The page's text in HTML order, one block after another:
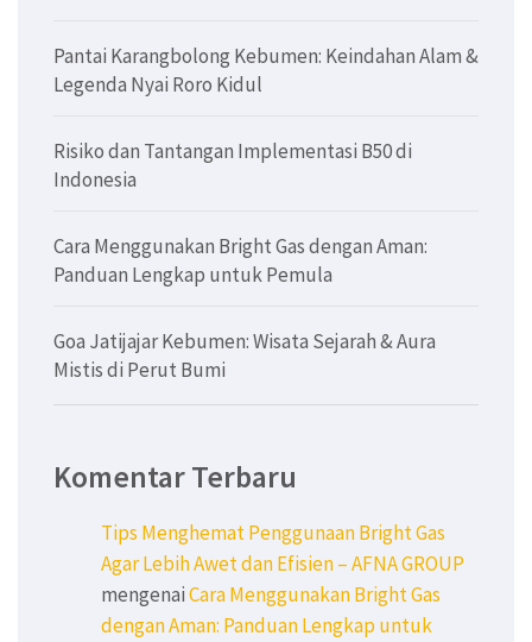
Pantai Karangbolong Kebumen: Keindahan Alam &
Legenda Nyai Roro Kidul
Risiko dan Tantangan Implementasi B50 di
Indonesia
Cara Menggunakan Bright Gas dengan Aman:
Panduan Lengkap untuk Pemula
Goa Jatijajar Kebumen: Wisata Sejarah & Aura
Mistis di Perut Bumi
Komentar Terbaru
Tips Menghemat Penggunaan Bright Gas
Agar Lebih Awet dan Efisien – AFNA GROUP
mengenaiCara Menggunakan Bright Gas
dengan Aman: Panduan Lengkap untuk